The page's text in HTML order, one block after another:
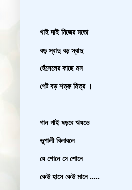
খাই দাই নিজের মতো
বড় স্বাদু বড় স্বাদু
হেঁসেলের কাছে মন
পেট বড় শত্রু মিত্র ।
গান গাই ষড়বে ঋষভে
ভূপালী বিলাবলে
যে শোনে সে শোনে
কেউ হাসে কেউ মানে .....